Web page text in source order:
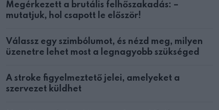
Megérkezett a brutális felhőszakadás: –
mutatjuk, hol csapott le először!
Válassz egy szimbólumot, és nézd meg, milyen
üzenetre lehet most a legnagyobb szükséged
A stroke figyelmeztető jelei, amelyeket a
szervezet küldhet